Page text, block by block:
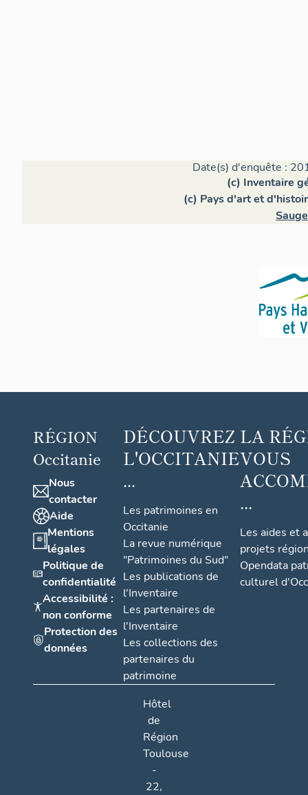
Date(s) d'enquête :
(c) Inventaire
(c) Pays d'art et
RÉGION
Occitanie
Nous
contacter
Aide
Mentions
légales
Politique de
confidentialité
Accessibilité :
non conforme
Protection des
données
DÉCOUVREZ
L'OCCITANIE
...
Les patrimoines en
Occitanie
La revue numérique
"Patrimoines du Sud"
Les publications de
l'Inventaire
Les partenaires de
l'Inventaire
Les collections des
partenaires du
patrimoine
LA
VOUS
...
Les aides et
projets
Opendata
culturel
Hôtel
de
Région
Toulouse
-
22,